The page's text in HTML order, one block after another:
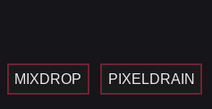
MIXDROP PIXELDRAIN